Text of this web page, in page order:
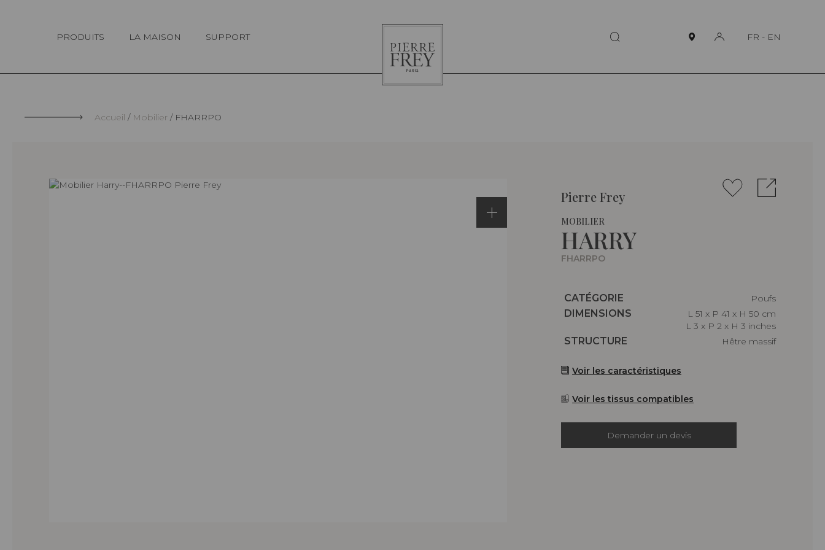
PRODUITS LA MAISON SUPPORT
Pierre
Frey
FR - EN
Accueil Mobilier FHARRPO
Pierre Frey
MOBILIER
HARRY
FHARRPO
Caractéristiques
CATÉGORIE
Poufs
Caractéristiques
DIMENSIONS
L 51 x P 41 x H 50 cm
L 3 x P 2 x H 3 inches
Caractéristiques
STRUCTURE Hêtre massif
Voir les caractéristiques
Voir les tissus compatibles
Demander un devis